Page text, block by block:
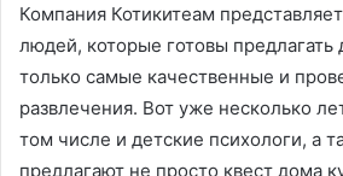
Компания Котикитеам
людей, которые готовы предлагать
только самые качественные и
развлечения. Вот уже несколько
том числе и детские психологи, а
предлагают не просто квест дома